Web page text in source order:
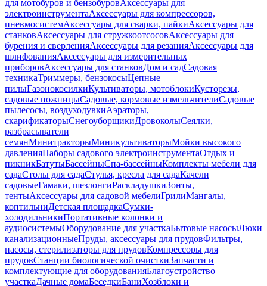
для мотобуров и бензобуровАксессуары для
электроинструментаАксессуары для компрессоров,
пневмосистемАксессуары для сварки, пайкиАксессуары для
станковАксессуары для стружкоотсосовАксессуары для
бурения и сверленияАксессуары для резанияАксессуары для
шлифованияАксессуары для измерительных
приборовАксессуары для станковДом и садСадовая
техникаТриммеры, бензокосыЦепные
пилыГазонокосилкиКультиваторы, мотоблокиКусторезы,
садовые ножницыСадовые, кормовые измельчителиСадовые
пылесосы, воздуходувкиАэраторы,
скарификаторыСнегоуборщикиДровоколыСеялки,
разбрасыватели
семянМинитракторыМиникультиваторыМойки высокого
давленияНаборы садового электроинструментаОтдых и
пикникБатутыБассейныСпа-бассейныКомплекты мебели для
садаСтолы для садаСтулья, кресла для садаКачели
садовыеГамаки, шезлонгиРаскладушкиЗонты,
тентыАксессуары для садовой мебелиГрилиМангалы,
коптильниДетская площадкаСумки-
холодильникиПортативные колонки и
аудиосистемыОборудование для участкаБытовые насосыЛюки
канализационныеПруды, аксессуары для прудовФильтры,
насосы, стерилизаторы для прудовКомпрессоры для
прудовСтанции биологической очисткиЗапчасти и
комплектующие для оборудованияБлагоустройство
участкаДачные домаБеседкиБаниХозблоки и